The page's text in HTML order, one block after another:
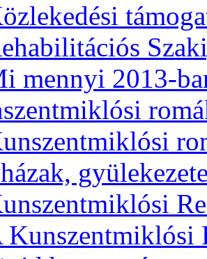
mennyi 2013-
Kunszentmiklósi